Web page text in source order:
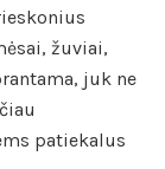
žuviai,
juk ne
patiekalus